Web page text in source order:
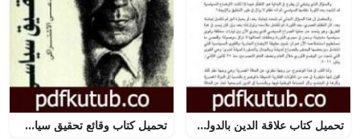
تحميل كتاب علاقة الدين بالدولة – حالة مصر بعد الثورة PDF تأليف طارق البشري مجانا [كامل] تحميل كتاب وقائع تحقيق سياسي أمام المدعي الاشتراكي PDF تأليف محمد حسنين هيكل مجانا [كامل]